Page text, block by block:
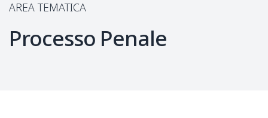
AREA TEMATICA
Processo Penale